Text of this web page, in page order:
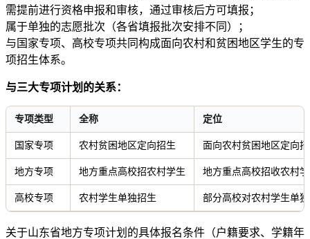
需提前进行资格申报和审核，通过审核后方可填报；
属于单独的志愿批次（各省填报批次安排不同）；
与国家专项、高校专项共同构成面向农村和贫困地区学生的专
项招生体系。
与三大专项计划的关系：
专项类型 全称 定位
国家专项 农村贫困地区定向招生 面向农村贫困地区定向
地方专项 地方重点高校招农村学生 地方重点高校招收农村
高校专项 农村学生单独招生 部分高校对农村学生单
关于山东省地方专项计划的具体报名条件（户籍要求、学籍年